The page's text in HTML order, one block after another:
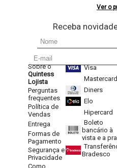
Ver o
Receba
Sobre o
Quintess
Lojista
Perguntas
frequentes
Política de
Vendas
Entrega
Formas de
Pagamento
Segurança e
Privacidade
Como
Visa
Mastercard
Diners
Elo
Hipercard
Boleto
bancário à
vista e a
Bradesco